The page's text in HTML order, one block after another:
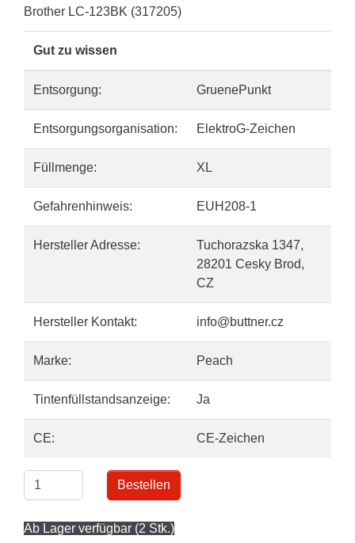
Brother LC-123BK (317205)
Gut zu wissen
Entsorgung: GruenePunkt
Entsorgungsorganisation: ElektroG-Zeichen
Füllmenge: XL
Gefahrenhinweis: EUH208-1
Hersteller Adresse:
Tuchorazska 1347,
28201 Cesky Brod,
CZ
Hersteller Kontakt: info@buttner.cz
Marke: Peach
Tintenfüllstandsanzeige: Ja
CE: CE-Zeichen
Bestellen
Ab Lager verfügbar (2 Stk.)